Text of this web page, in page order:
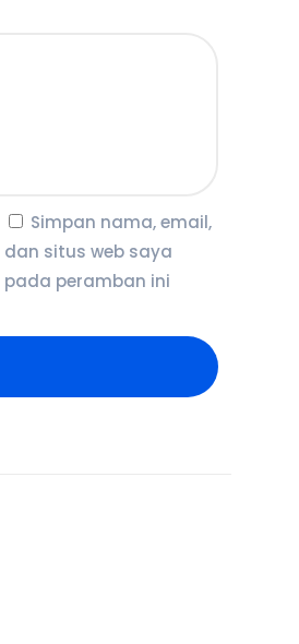
Simpan nama, email,
dan situs web saya
pada peramban ini